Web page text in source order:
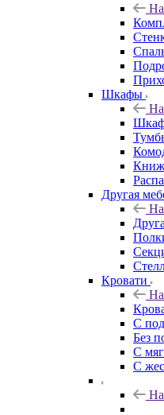
Шкафы
Другая
Кровати
С
Без
С
С